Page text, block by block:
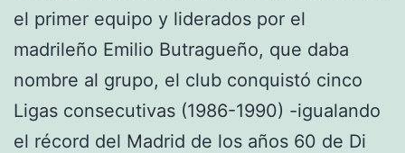
el primer equipo y liderados por el
madrileño Emilio Butragueño, que daba
nombre al grupo, el club conquistó cinco
Ligas consecutivas (1986-1990) -igualando
el récord del Madrid de los años 60 de Di